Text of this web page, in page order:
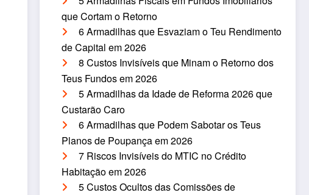
que Cortam o Retorno
6 Armadilhas que Esvaziam o Teu Rendimento
de Capital em 2026
8 Custos Invisíveis que Minam o Retorno dos
Teus Fundos em 2026
5 Armadilhas da Idade de Reforma 2026 que
Custarão Caro
6 Armadilhas que Podem Sabotar os Teus
Planos de Poupança em 2026
7 Riscos Invisíveis do MTIC no Crédito
Habitação em 2026
5 Custos Ocultos das Comissões de